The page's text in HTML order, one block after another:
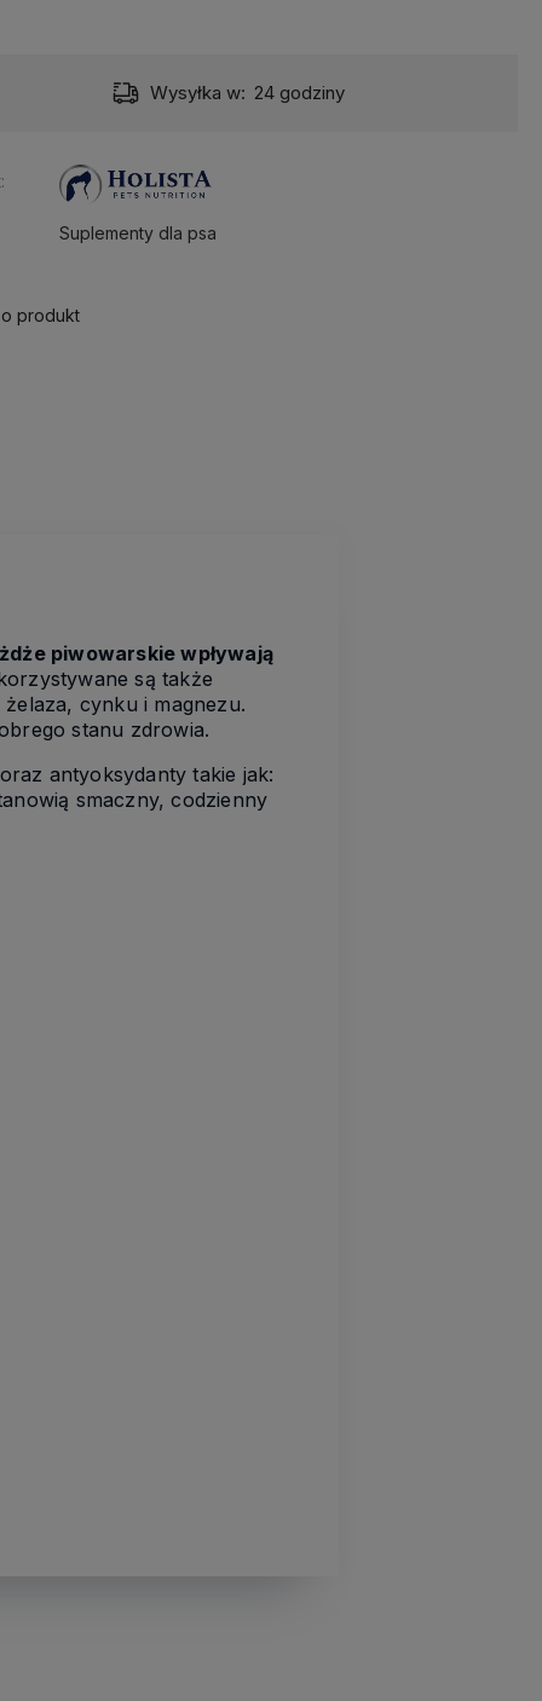
Wysyłka w: 24 godziny
Suplementy dla psa
produkt
piwowarskie wpływają
są także
cynku i magnezu.
stanu zdrowia.
antyoksydanty takie jak:
smaczny, codzienny